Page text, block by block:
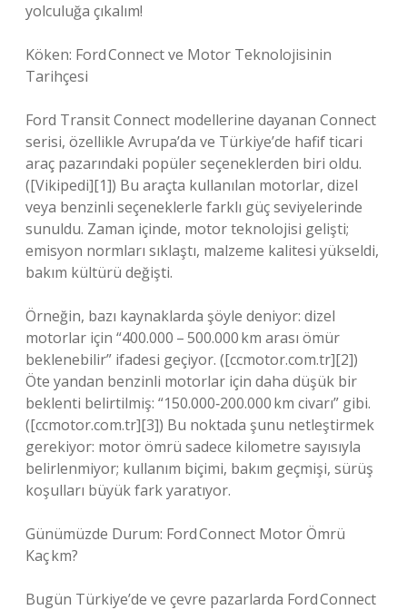
yolculuğa çıkalım!
Köken: Ford Connect ve Motor Teknolojisinin
Tarihçesi
Ford Transit Connect modellerine dayanan Connect
serisi, özellikle Avrupa’da ve Türkiye’de hafif ticari
araç pazarındaki popüler seçeneklerden biri oldu.
([Vikipedi][1]) Bu araçta kullanılan motorlar, dizel
veya benzinli seçeneklerle farklı güç seviyelerinde
sunuldu. Zaman içinde, motor teknolojisi gelişti;
emisyon normları sıklaştı, malzeme kalitesi yükseldi,
bakım kültürü değişti.
Örneğin, bazı kaynaklarda şöyle deniyor: dizel
motorlar için “400.000 – 500.000 km arası ömür
beklenebilir” ifadesi geçiyor. ([ccmotor.com.tr][2])
Öte yandan benzinli motorlar için daha düşük bir
beklenti belirtilmiş: “150.000‑200.000 km civarı” gibi.
([ccmotor.com.tr][3]) Bu noktada şunu netleştirmek
gerekiyor: motor ömrü sadece kilometre sayısıyla
belirlenmiyor; kullanım biçimi, bakım geçmişi, sürüş
koşulları büyük fark yaratıyor.
Günümüzde Durum: Ford Connect Motor Ömrü
Kaç km?
Bugün Türkiye’de ve çevre pazarlarda Ford Connect